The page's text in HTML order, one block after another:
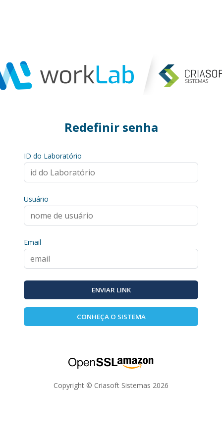
Redefinir senha
ID do Laboratório
Usuário
Email
ENVIAR LINK
CONHEÇA O SISTEMA
Copyright © Criasoft Sistemas 2026